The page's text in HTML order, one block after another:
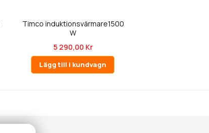
Timco induktionsvärmare1500
W
5 290,00 Kr
Lägg till i kundvagn